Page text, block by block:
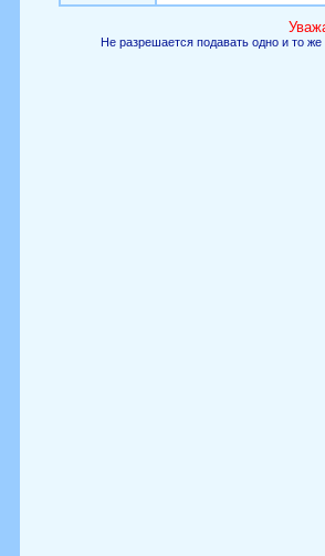
Не разрешается подавать одно и то